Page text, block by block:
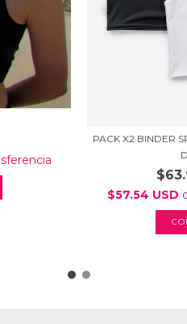
PACK X2 BINDER
$57.54 USD